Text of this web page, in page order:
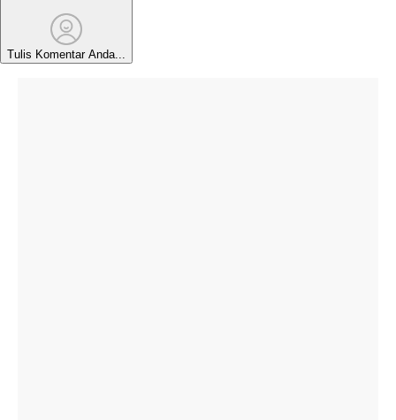
Tulis Komentar Anda...